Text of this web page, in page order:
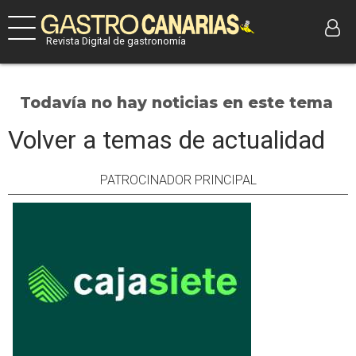
Revista Digital de gastronomía
Todavía no hay noticias en este tema
Volver a temas de actualidad
PATROCINADOR PRINCIPAL